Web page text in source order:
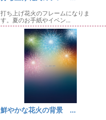
打ち上げ花火のフレームになりま
す。夏のお手紙やイベン...
鮮やかな花火の背景 ...